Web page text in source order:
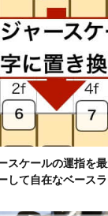
スケールの運指を
して自在なベースラ